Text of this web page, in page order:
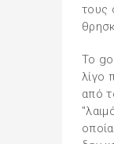
τους
Το
λίγο
από